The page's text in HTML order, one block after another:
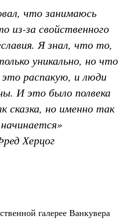
что занимаюсь
из-за свойственного
Я знал, что то,
уникально, но что
это распакую, и люди
И это было полвека
сказка, но именно так
Херцог
галерее Ванкувера